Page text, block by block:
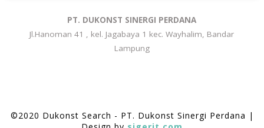
PT. DUKONST SINERGI PERDANA
Jl.Hanoman 41 , kel. Jagabaya 1 kec. Wayhalim, Bandar
Lampung
©2020 Dukonst Search - PT. Dukonst Sinergi Perdana |